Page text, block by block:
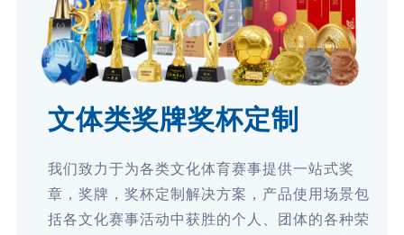
文体类奖牌奖杯定制
我们致力于为各类文化体育赛事提供一站式奖
章，奖牌，奖杯定制解决方案，产品使用场景包
括各文化赛事活动中获胜的个人、团体的各种荣